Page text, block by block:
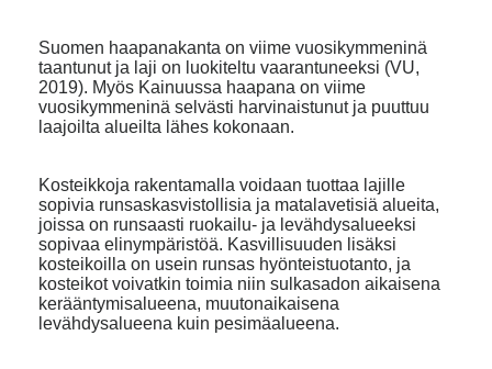
Suomen haapanakanta on viime vuosikymmeninä
taantunut ja laji on luokiteltu vaarantuneeksi (VU,
2019). Myös Kainuussa haapana on viime
vuosikymmeninä selvästi harvinaistunut ja puuttuu
laajoilta alueilta lähes kokonaan.
Kosteikkoja rakentamalla voidaan tuottaa lajille
sopivia runsaskasvistollisia ja matalavetisiä alueita,
joissa on runsaasti ruokailu- ja levähdysalueeksi
sopivaa elinympäristöä. Kasvillisuuden lisäksi
kosteikoilla on usein runsas hyönteistuotanto, ja
kosteikot voivatkin toimia niin sulkasadon aikaisena
kerääntymisalueena, muutonaikaisena
levähdysalueena kuin pesimäalueena.